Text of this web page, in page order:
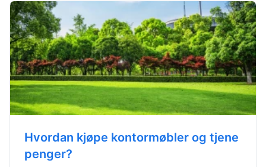
Hvordan kjøpe kontormøbler og tjene
penger?